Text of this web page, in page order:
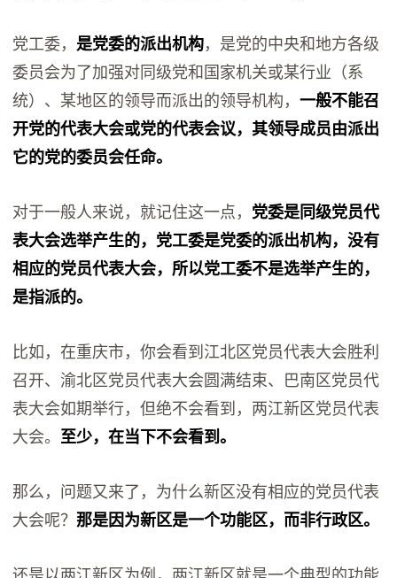
党工委， 是党委的派出机构，是党的中央和地方各级
委员会为了加强对同级党和国家机关或某行业（系
统）、某地区的领导而派出的领导机构，一般不能召
开党的代表大会或党的代表会议，其领导成员由派出
它的党的委员会任命。
对于一般人来说，就记住这一点，党委是同级党员代
表大会选举产生的，党工委是党委的派出机构，没有
相应的党员代表大会，所以党工委不是选举产生的，
是指派的。
比如，在重庆市，你会看到江北区党员代表大会胜利
召开、渝北区党员代表大会圆满结束、巴南区党员代
表大会如期举行，但绝不会看到，两江新区党员代表
大会。 至少，在当下不会看到。
那么，问题又来了，为什么新区没有相应的党员代表
大会呢？ 那是因为新区是一个功能区，而非行政区。